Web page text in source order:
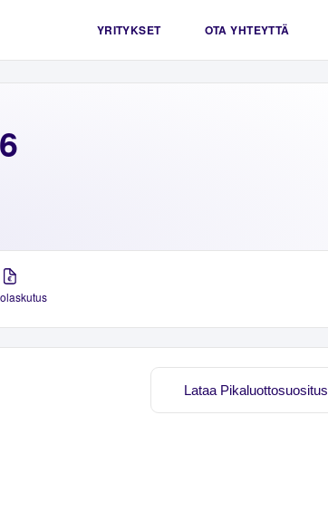
YRITYKSET OTA YHTEYTTÄ
Lataa Pikaluottosuositus